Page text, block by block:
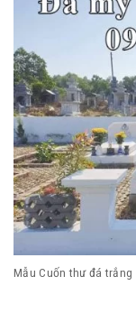
Mẫu Cuốn thư đá